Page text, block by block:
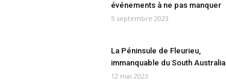
événements à ne pas manquer
5 septembre 2023
La Péninsule de Fleurieu,
immanquable du South Australia
12 mai 2023